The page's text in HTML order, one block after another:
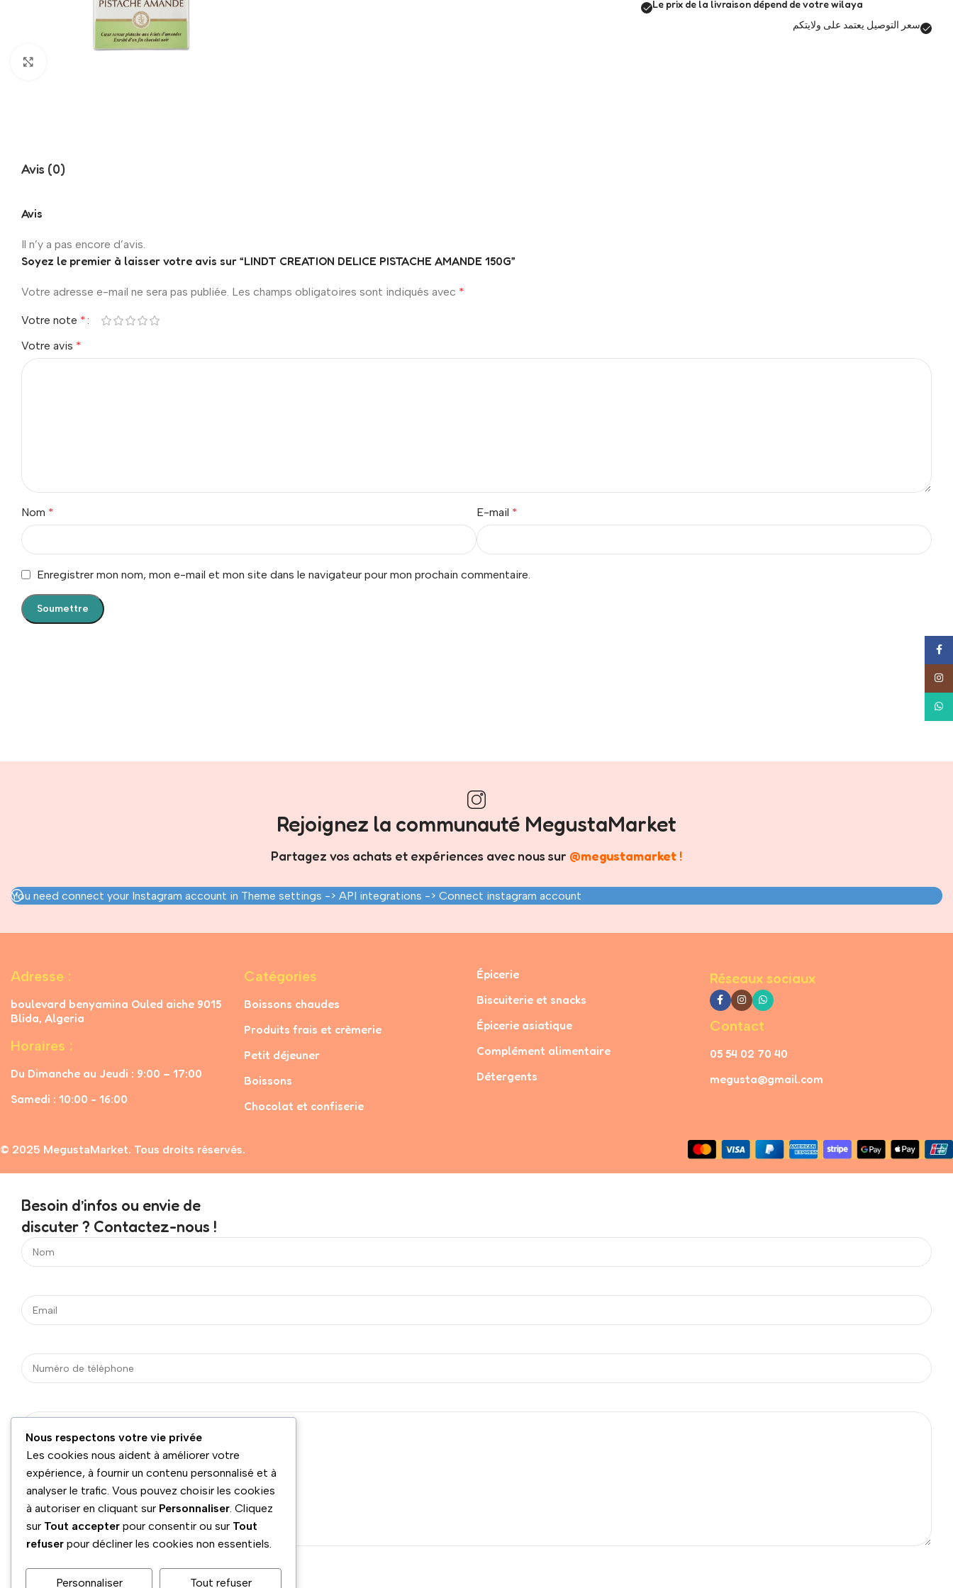
Le prix de la livraison dépend de votre wilaya
سعر التوصيل يعتمد على ولايتكم
Avis (0)
Avis
Il n’y a pas encore d’avis.
Soyez le premier à laisser votre avis sur “LINDT CREATION DELICE PISTACHE AMANDE 150G”
Votre adresse e-mail ne sera pas publiée. Les champs obligatoires sont indiqués avec *
Votre note *
Votre avis *
Nom * E-mail *
Enregistrer mon nom, mon e-mail et mon site dans le navigateur pour mon prochain commentaire.
Rejoignez la communauté MegustaMarket
Partagez vos achats et expériences avec nous sur @megustamarket!
You need connect your Instagram account in Theme settings -> API integrations -> Connect instagram account
Adresse :
boulevard benyamina Ouled aiche 9015
Blida, Algeria
Horaires :
Du Dimanche au Jeudi : 9:00 – 17:00
Samedi : 10:00 - 16:00
Catégories
Boissons chaudes
Produits frais et crèmerie
Petit déjeuner
Boissons
Chocolat et confiserie
Épicerie
Biscuiterie et snacks
Épicerie asiatique
Complément alimentaire
Détergents
Réseaux sociaux
Contact
05 54 02 70 40
megusta@gmail.com
© 2025 MegustaMarket. Tous droits réservés.
Besoin d’infos ou envie de
discuter ? Contactez-nous !
Nous respectons votre vie privée
Les cookies nous aident à améliorer votre
expérience, à fournir un contenu personnalisé et à
analyser le trafic. Vous pouvez choisir les cookies
à autoriser en cliquant sur Personnaliser. Cliquez
sur Tout accepter pour consentir ou sur Tout
refuser pour décliner les cookies non essentiels.
Personnaliser Tout refuser